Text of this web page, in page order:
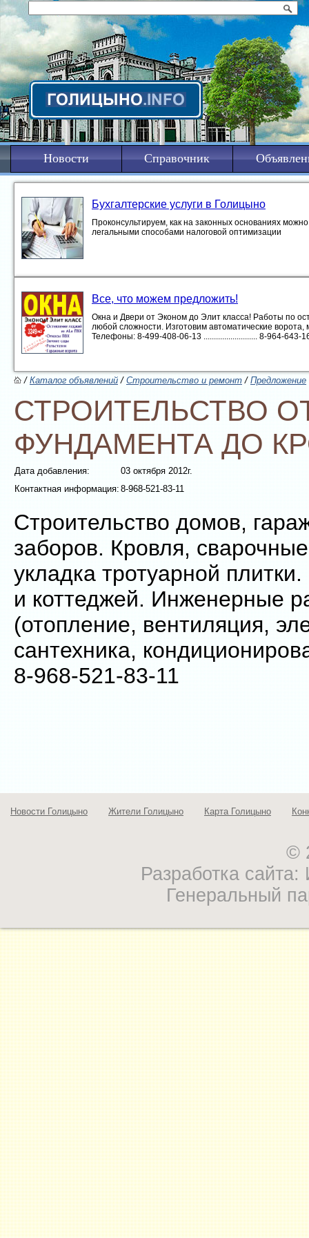
Новости Справочник
Бухгалтерские услуги в Голицыно
Проконсультируем, как на законных основаниях
легальными способами налоговой оптимизации
Все, что можем предложить!
Окна и Двери от Эконом до Элит класса! Работы по
любой сложности. Изготовим автоматические ворота,
Телефоны: 8-499-408-06-13 .......................... 8-964-643-
/Каталог объявлений/Строительство и ремонт/Предложение
СТРОИТЕЛЬСТВО
ФУНДАМЕНТА ДО
Дата добавления:
03 октября 2012г.
Контактная информация:8-968-521-83-11
Строительство домов,
заборов. Кровля,
укладка тротуарной
и коттеджей. Инженерные
(отопление, вентиляция,
сантехника,
8-968-521-83-11
Новости Голицыно Жители Голицыно Карта Голицыно
©
Разработка
Генеральный